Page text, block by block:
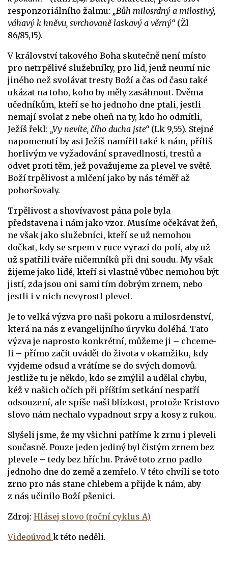
responzoriálního žalmu: „Bůh milosrdný a milostivý,
váhavý k hněvu, svrchovaně laskavý a věrný“(Žl
86/85,15).
V království takového Boha skutečně není místo
pro netrpělivé služebníky, pro lid, jenž neumí nic
jiného než svolávat tresty Boží a čas od času také
ukázat na toho, koho by měly zasáhnout. Dvěma
učedníkům, kteří se ho jednoho dne ptali, jestli
nemají svolat z nebe oheň na ty, kdo ho odmítli,
Ježíš řekl: „Vy nevíte, čího ducha jste“(Lk 9,55). Stejné
napomenutí by asi Ježíš namířil také k nám, příliš
horlivým ve vyžadování spravedlnosti, trestů a
odvet proti těm, jež považujeme za plevel ve světě.
Boží trpělivost a mlčení jako by nás téměř až
pohoršovaly.
Trpělivost a shovívavost pána pole byla
představena i nám jako vzor. Musíme očekávat žeň,
ne však jako služebníci, kteří se už nemohou
dočkat, kdy se srpem v ruce vyrazí do polí, aby už
už spatřili tváře ničemníků při dni soudu. My však
žijeme jako lidé, kteří si vlastně vůbec nemohou být
jistí, zda jsou oni sami tím dobrým zrnem, nebo
jestli i v nich nevyrostl plevel.
Je to velká výzva pro naši pokoru a milosrdenství,
která na nás z evangelijního úryvku doléhá. Tato
výzva je naprosto konkrétní, můžeme ji – chceme-
li – přímo začít uvádět do života v okamžiku, kdy
vyjdeme odsud a vrátíme se do svých domovů.
Jestliže tu je někdo, kdo se zmýlil a udělal chybu,
kéž v našich očích při příštím setkání nespatří
odsouzení, ale spíše naši blízkost, protože Kristovo
slovo nám nechalo vypadnout srpy a kosy z rukou.
Slyšeli jsme, že my všichni patříme k zrnu i pleveli
současně. Pouze jeden jediný byl čistým zrnem bez
plevele – tedy bez hříchu. Právě toto zrno padlo
jednoho dne do země a zemřelo. V této chvíli se toto
zrno pro nás stane chlebem a přijde k nám, aby
z nás učinilo Boží pšenici.
Zdroj: Hlásej slovo (roční cyklus A)
Videoúvod k této neděli.